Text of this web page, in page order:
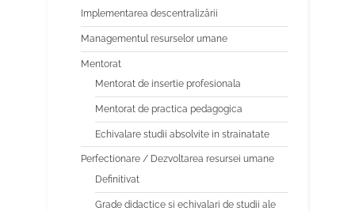
Implementarea descentralizării
Managementul resurselor umane
Mentorat
Mentorat de insertie profesionala
Mentorat de practica pedagogica
Echivalare studii absolvite in strainatate
Perfectionare / Dezvoltarea resursei umane
Definitivat
Grade didactice si echivalari de studii ale